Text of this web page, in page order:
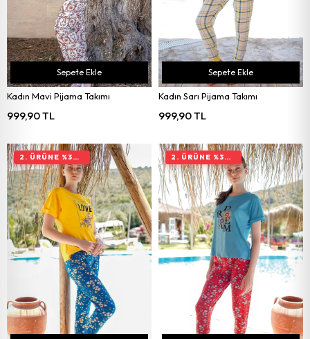
Kadın Mavi Pijama Takımı
999,90 TL
Sepete Ekle
Kadın Sarı Pijama Takımı
999,90 TL
Sepete Ekle
2. ÜRÜNE %30 İNDIRIM 2. ÜRÜNE %30 İNDIRIM